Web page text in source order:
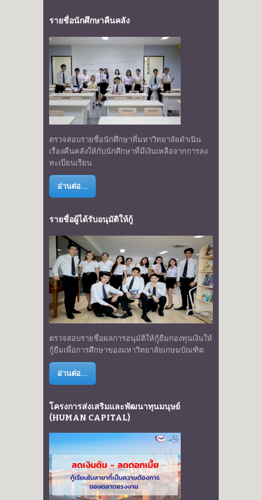
รายชื่อนักศึกษาคืนคลัง
ตรวจสอบรายชื่อนักศึกษาที่มหาวิทยาลัยดำเนิน
เรื่องคืนคลังให้กับนักศึกษาที่มีเงินเหลือจากการลง
ทะเบียนเรียน
อ่านต่อ...
รายชื่อผู้ได้รับอนุมัติให้กู้
ตรวจสอบรายชื่อผลการอนุมัติให้กู้ยืมกองทุนเงินให้
กู้ยืมเพื่อการศึกษาของมหาวิทยาลัยเกษมบัณฑิต
อ่านต่อ...
โครงการส่งเสริมและพัฒนาทุนมนุษย์
(HUMAN CAPITAL)